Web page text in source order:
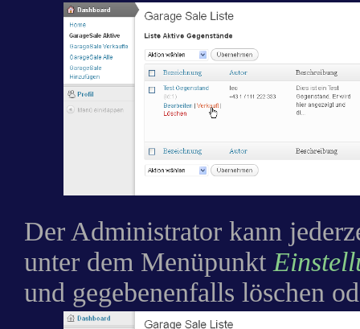
Der Administrator kann
unter dem Menüpunkt
und gegebenenfalls löschen